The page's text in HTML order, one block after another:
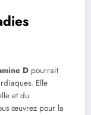
D pourrait
Elle
et du
œuvrez pour la